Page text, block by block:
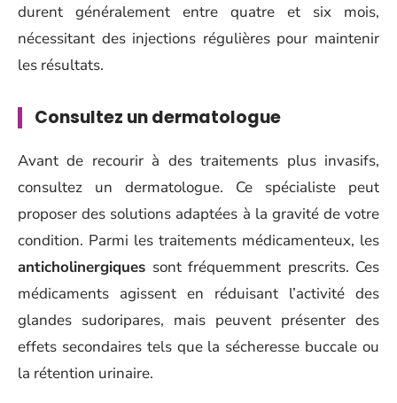
durent généralement entre quatre et six mois,
nécessitant des injections régulières pour maintenir
les résultats.
Consultez un dermatologue
Avant de recourir à des traitements plus invasifs,
consultez un dermatologue. Ce spécialiste peut
proposer des solutions adaptées à la gravité de votre
condition. Parmi les traitements médicamenteux, les
anticholinergiques sont fréquemment prescrits. Ces
médicaments agissent en réduisant l’activité des
glandes sudoripares, mais peuvent présenter des
effets secondaires tels que la sécheresse buccale ou
la rétention urinaire.